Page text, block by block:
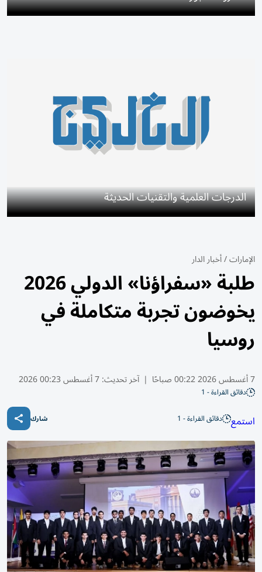
الدرجات العلمية والتقنيات الحديثة
الإمارات/أخبار الدار
طلبة «سفراؤنا» الدولي 2026
يخوضون تجربة متكاملة في
روسيا
7 أغسطس 2026 00:22 صباحًا | آخر تحديث:7 أغسطس 00:23 2026
دقائق القراءة - 1
استمع دقائق القراءة - 1 شارك